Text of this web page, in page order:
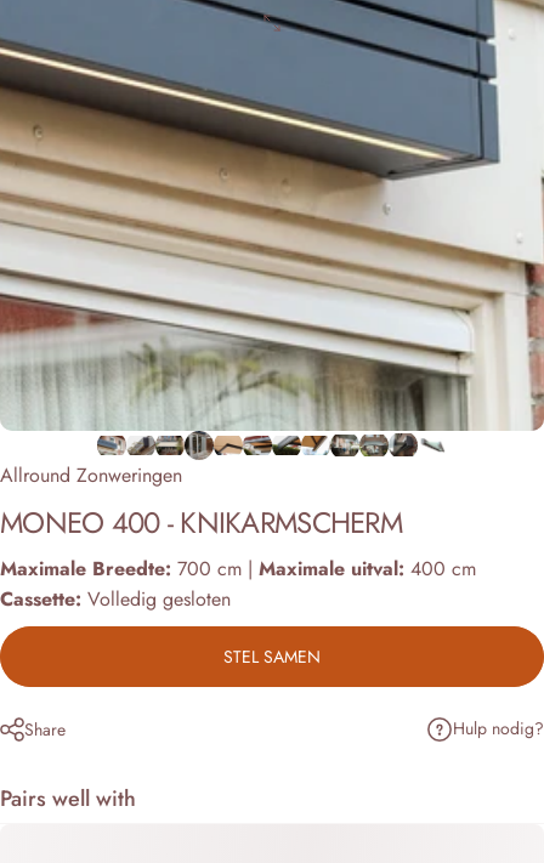
Allround Zonweringen
MONEO 400- KNIKARMSCHERM
Maximale Breedte: 700 cm | Maximale uitval: 400 cm
Cassette: Volledig gesloten
STEL SAMEN
Share Hulp nodig?
Pairs well with